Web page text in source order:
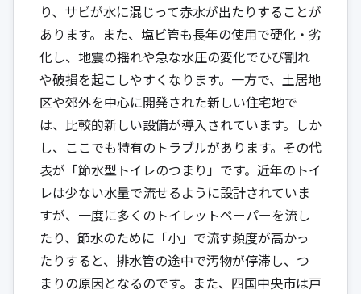
り、サビが水に混じって赤水が出たりすることが
あります。また、塩ビ管も長年の使用で硬化・劣
化し、地震の揺れや急な水圧の変化でひび割れ
や破損を起こしやすくなります。一方で、土居地
区や郊外を中心に開発された新しい住宅地で
は、比較的新しい設備が導入されています。しか
し、ここでも特有のトラブルがあります。その代
表が「節水型トイレのつまり」です。近年のトイ
レは少ない水量で流せるように設計されていま
すが、一度に多くのトイレットペーパーを流し
たり、節水のために「小」で流す頻度が高かっ
たりすると、排水管の途中で汚物が停滞し、つ
まりの原因となるのです。また、四国中央市は戸